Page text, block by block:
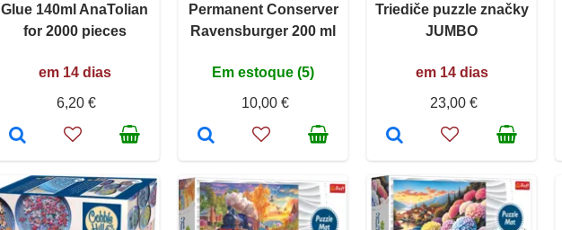
Glue 140ml AnaTolian
for 2000 pieces
em 14 dias
6,20 €
Permanent Conserver
Ravensburger 200 ml
Em estoque (5)
10,00 €
Triediče puzzle značky
JUMBO
em 14 dias
23,00 €